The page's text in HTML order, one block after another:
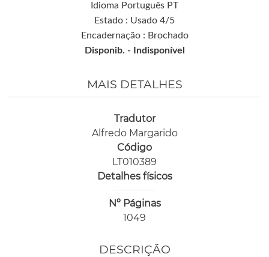
Idioma Português PT
Estado : Usado 4/5
Encadernação : Brochado
Disponib. -
Indisponível
MAIS DETALHES
Tradutor
Alfredo Margarido
Código
LT010389
Detalhes físicos
Nº Páginas
1049
DESCRIÇÃO